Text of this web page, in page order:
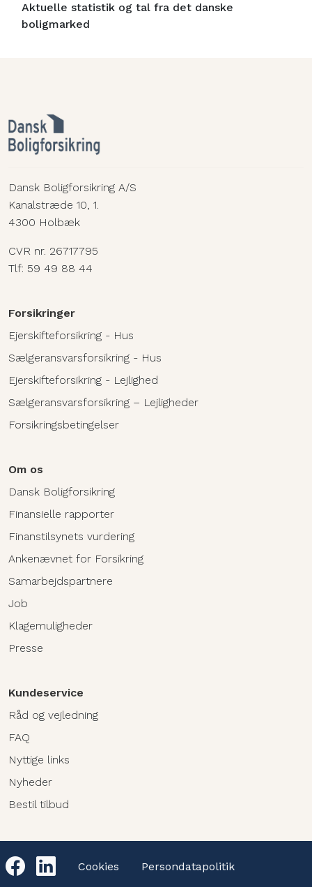
Aktuelle statistik og tal fra det danske
boligmarked
Dansk Boligforsikring A/S
Kanalstræde 10, 1.
4300 Holbæk
CVR nr. 26717795
Tlf: 59 49 88 44
Forsikringer
Ejerskifteforsikring - Hus
Sælgeransvarsforsikring - Hus
Ejerskifteforsikring - Lejlighed
Sælgeransvarsforsikring – Lejligheder
Forsikringsbetingelser
Om os
Dansk Boligforsikring
Finansielle rapporter
Finanstilsynets vurdering
Ankenævnet for Forsikring
Samarbejdspartnere
Job
Klagemuligheder
Presse
Kundeservice
Råd og vejledning
FAQ
Nyttige links
Nyheder
Bestil tilbud
Cookies Persondatapolitik